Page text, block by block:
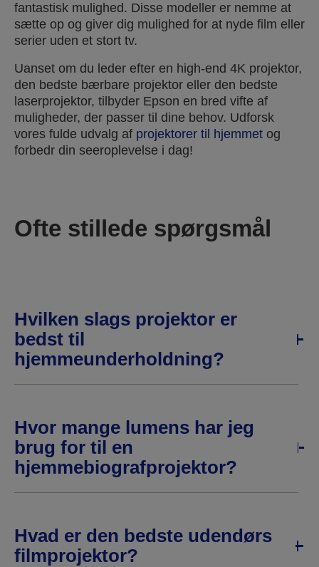
fantastisk mulighed. Disse modeller er nemme at
sætte op og giver dig mulighed for at nyde film eller
serier uden et stort tv.
Uanset om du leder efter en high-end 4K projektor,
den bedste bærbare projektor eller den bedste
laserprojektor, tilbyder Epson en bred vifte af
muligheder, der passer til dine behov. Udforsk
vores fulde udvalg af projektorer til hjemmet og
forbedr din seeroplevelse i dag!
Ofte stillede spørgsmål
Hvilken slags projektor er
bedst til
hjemmeunderholdning?
Hvor mange lumens har jeg
brug for til en
hjemmebiografprojektor?
Hvad er den bedste udendørs
filmprojektor?